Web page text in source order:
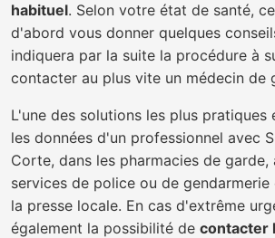
habituel. Selon votre état de santé,
d'abord vous donner quelques
indiquera par la suite la procédure à
contacter au plus vite un médecin de
L'une des solutions les plus pratiques
les données d'un professionnel avec
Corte, dans les pharmacies de garde,
services de police ou de gendarmerie
la presse locale. En cas d'extrême
également la possibilité de contacter